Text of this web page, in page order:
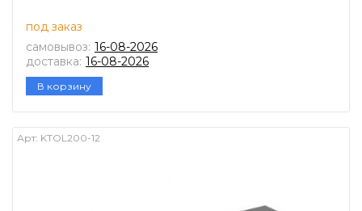
под заказ
самовывоз: 16-08-2026
доставка: 16-08-2026
В корзину
Арт: KTOL200-12